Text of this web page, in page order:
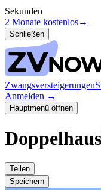
Sekunden
2 Monate kostenlos→
Schließen
Zwangsversteigerungen
Anmelden →
Hauptmenü öffnen
Teilen
Speichern